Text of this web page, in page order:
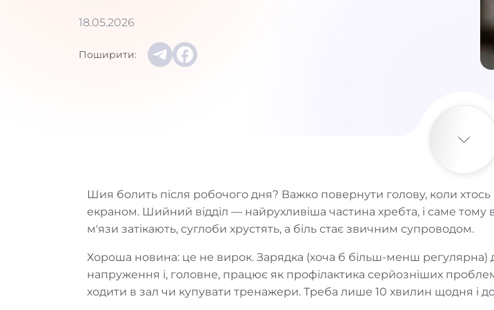
18.05.2026
Поширити:
Шия болить після робочого дня? Важко повернути голову, коли хтось
екраном. Шийний відділ — найрухливіша частина хребта, і саме
м'язи затікають, суглоби хрустять, а біль стає звичним супроводом.
Хороша новина: це не вирок. Зарядка (хоча б більш-менш регулярна)
напруження і, головне, працює як профілактика серйозніших
ходити в зал чи купувати тренажери. Треба лише 10 хвилин щодня і